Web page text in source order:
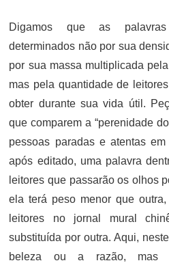
Digamos que as
determinados não por sua
por sua massa multiplicada
mas pela quantidade de
obter durante sua vida útil.
que comparem a “perenidade
pessoas paradas e atentas
após editado, uma palavra
leitores que passarão os olhos
ela terá peso menor que
leitores no jornal mural
substituída por outra. Aqui,
beleza ou a razão, mas